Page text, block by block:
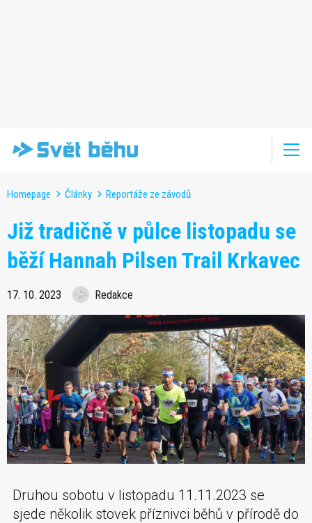
Homepage Články Reportáže ze závodů
Již tradičně v půlce listopadu se
běží Hannah Pilsen Trail Krkavec
17. 10. 2023 Redakce
Druhou sobotu v listopadu 11.11.2023 se
sjede několik stovek příznivci běhů v přírodě do